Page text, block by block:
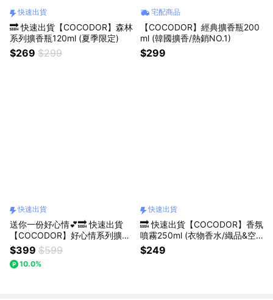
快速出貨
🔜 快速出貨【COCODOR】森林
系列擴香瓶120ml (夏季限定)
$269 $299
宅配商品
【COCODOR】經典擴香瓶200
ml (韓國擴香/熱銷NO.1)
$299
快速出貨
送你一份好心情💕🔜 快速出貨
【COCODOR】好心情系列擴香
瓶200ml (香味任選) 生日/慶祝/
情人節/紀念日/喬遷/療癒/慰勞/
交換禮物/收禮人自選香氣
$399 $599
10.0%
快速出貨
🔜 快速出貨【COCODOR】香氛
噴霧250ml (衣物香水/織品&空
間除臭噴霧)
$249